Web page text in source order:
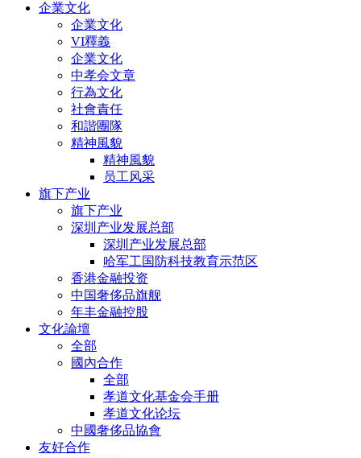
企業文化
企業文化
VI釋義
企業文化
中孝会文章
行為文化
社會責任
和諧團隊
精神風貌
精神風貌
员工风采
旗下产业
旗下产业
深圳产业发展总部
深圳产业发展总部
哈军工国防科技教育示范区
香港金融投资
中国奢侈品旗舰
年丰金融控股
文化論壇
全部
國內合作
全部
孝道文化基金会手册
孝道文化论坛
中國奢侈品協會
友好合作